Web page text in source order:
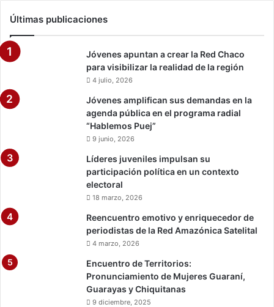
Últimas publicaciones
Jóvenes apuntan a crear la Red Chaco
para visibilizar la realidad de la región
4 julio, 2026
Jóvenes amplifican sus demandas en la
agenda pública en el programa radial
“Hablemos Puej”
9 junio, 2026
Líderes juveniles impulsan su
participación política en un contexto
electoral
18 marzo, 2026
Reencuentro emotivo y enriquecedor de
periodistas de la Red Amazónica Satelital
4 marzo, 2026
Encuentro de Territorios:
Pronunciamiento de Mujeres Guaraní,
Guarayas y Chiquitanas
9 diciembre, 2025